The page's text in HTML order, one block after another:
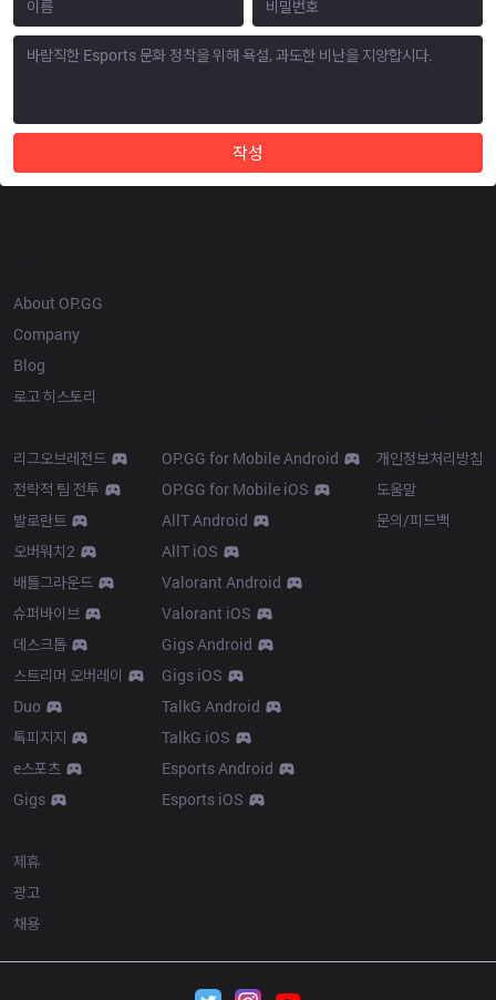
작성
About OP.GG
Company
Blog
로고 히스토리
리그오브레전드
전략적 팀 전투
발로란트
오버워치2
배틀그라운드
슈퍼바이브
데스크톱
스트리머 오버레이
Duo
톡피지지
e스포츠
Gigs
OP.GG for Mobile Android
OP.GG for Mobile iOS
AllT Android
AllT iOS
Valorant Android
Valorant iOS
Gigs Android
Gigs iOS
TalkG Android
TalkG iOS
Esports Android
Esports iOS
개인정보처리방침
도움말
문의/피드백
제휴
광고
채용